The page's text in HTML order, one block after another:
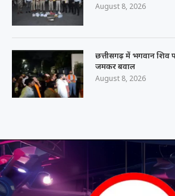
August 8, 2026
छत्तीसगढ़ में भगवान शिव
जमकर बवाल
August 8, 2026